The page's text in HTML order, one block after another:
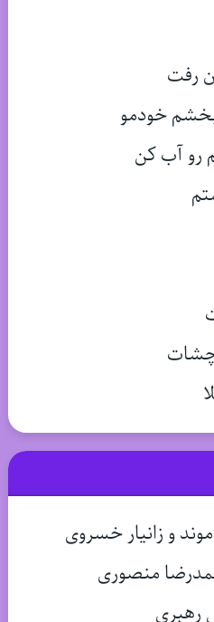
رفت
خودمو
رو آب کن
و زانیار خسروی
منصوری
رهبری